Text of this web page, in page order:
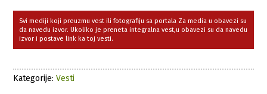
Svi mediji koji preuzmu vest ili fotografiju sa portala Za media u obavezi su
da navedu izvor. Ukoliko je preneta integralna vest,u obavezi su da navedu
izvor i postave link ka toj vesti.
Kategorije:Vesti